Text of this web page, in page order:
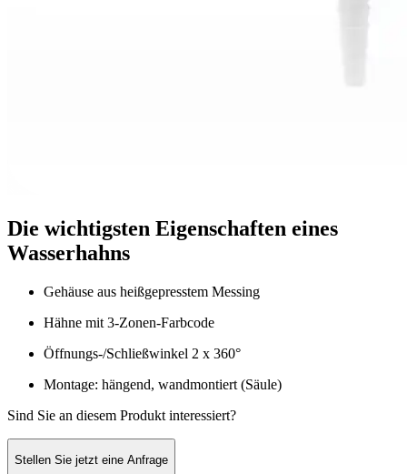
Die wichtigsten Eigenschaften eines
Wasserhahns
Gehäuse aus heißgepresstem Messing
Hähne mit 3-Zonen-Farbcode
Öffnungs-/Schließwinkel 2 x 360°
Montage: hängend, wandmontiert (Säule)
Sind Sie an diesem Produkt interessiert?
Stellen Sie jetzt eine Anfrage